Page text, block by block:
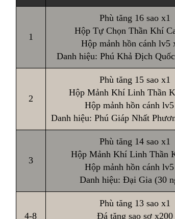
1
Phù tăng 16 sao x1
Hộp Tự Chọn Thần Khí
Hộp mảnh hồn cánh lv5
Danh hiệu: Phú Khả Địch
2
Phù tăng 15 sao x1
Hộp Mảnh Khí Linh Thần
Hộp mảnh hồn cánh
Danh hiệu: Phú Giáp Nhất
3
Phù tăng 14 sao x1
Hộp Mảnh Khí Linh Thần
Hộp mảnh hồn cánh
Danh hiệu: Đại Gia (30
4-8
Phù tăng 13 sao x1
Đá tăng sao sơ x200